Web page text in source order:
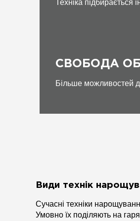
Техніка підбирається
СВОБОДА
Більше можливостей
Види технік
Сучасні техніки
Умовно їх поділяють на